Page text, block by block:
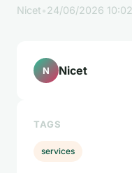
Nicet•24/06/2026 10:02
N Nicet
TAGS
services